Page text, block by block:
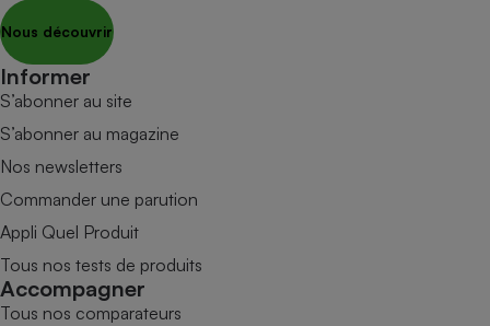
Nous découvrir
Informer
S’abonner au site
S’abonner au magazine
Nos newsletters
Commander une parution
Appli Quel Produit
Tous nos tests de produits
Accompagner
Tous nos comparateurs